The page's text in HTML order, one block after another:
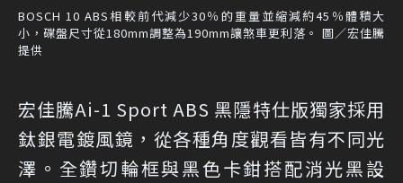
BOSCH 10 ABS相較前代減少30％的重量並縮減約45％體積大
小，碟盤尺寸從180mm調整為190mm讓煞車更利落。 圖／宏佳騰
提供
宏佳騰Ai-1 Sport ABS 黑隱特仕版獨家採用
鈦銀電鍍風鏡，從各種角度觀看皆有不同光
澤。全鑽切輪框與黑色卡鉗搭配消光黑設